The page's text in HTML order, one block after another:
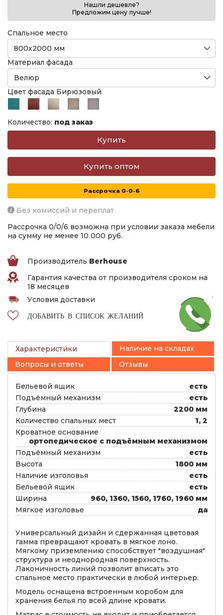
Нашли дешевле?
Предложим цену лучше!
Спальное место
Материал фасада
Цвет фасада Бирюзовый
Количество: под заказ
Купить оптом
Рассрочка 0-0-6
Без комиссий и переплат
Рассрочка 0/0/6 возможна при условии заказа мебели
на сумму не менее 10 000 руб.
Производитель Berhouse
Гарантия качества от производителя сроком на
18 месяцев
Условия доставки
ДОБАВИТЬ В СПИСОК ЖЕЛАНИЙ
Характеристики
Наличие на складах
Вопросы и ответы
Отзывы
Бельевой ящик
есть
Подъёмный механизм
есть
Глубина
2200 мм
Количество спальных мест
1, 2
Кроватное основание
ортопедическое с подъёмным механизмом
Подъёмный механизм
есть
Высота
1800 мм
Наличие изголовья
есть
Бельевой ящик
есть
Ширина
960, 1360, 1560, 1760, 1960 мм
Мягкое изголовье
да
Универсальный дизайн и сдержанная цветовая
гамма превращают кровать в мягкое лоно.
Мягкому приземлению способствует "воздушная"
структура и неоднородная поверхность.
Лаконичность линий позволит вписать это
спальное место практически в любой интерьер.
Модель оснащена встроенным коробом для
хранения белья по всей длине кровати.